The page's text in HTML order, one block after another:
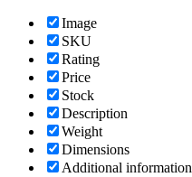
Image
SKU
Rating
Price
Stock
Description
Weight
Dimensions
Additional information